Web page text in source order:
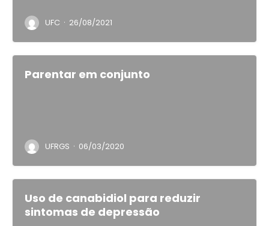
UFC · 26/08/2021
Parentar em conjunto
UFRGS · 06/03/2020
Uso de canabidiol para reduzir
sintomas de depressão